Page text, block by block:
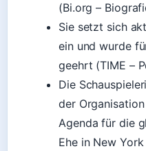
(Bi.org –
Sie setzt sich
ein und wurde
geehrt (TIME –
Die
der
Agenda für die
Ehe in New